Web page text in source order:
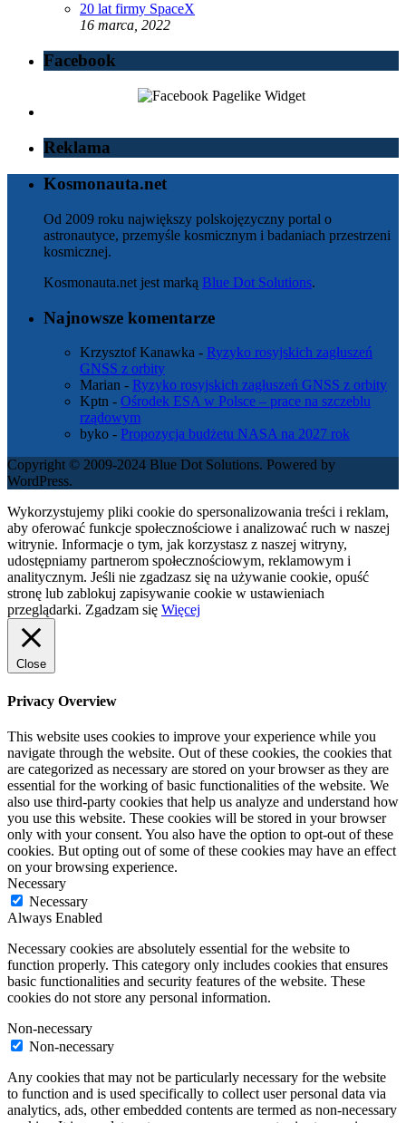
20 lat firmy SpaceX
16 marca, 2022
Facebook
Reklama
Kosmonauta.net
Od 2009 roku największy polskojęzyczny portal o
astronautyce, przemyśle kosmicznym i badaniach przestrzeni
kosmicznej.
Kosmonauta.net jest marką Blue Dot Solutions.
Najnowsze komentarze
Krzysztof Kanawka - Ryzyko rosyjskich zagłuszeń
GNSS z orbity
Marian - Ryzyko rosyjskich zagłuszeń GNSS z orbity
Kptn - Ośrodek ESA w Polsce – prace na szczeblu
rządowym
byko - Propozycja budżetu NASA na 2027 rok
Copyright © 2009-2024 Blue Dot Solutions. Powered by
WordPress.
Wykorzystujemy pliki cookie do spersonalizowania treści i reklam,
aby oferować funkcje społecznościowe i analizować ruch w naszej
witrynie. Informacje o tym, jak korzystasz z naszej witryny,
udostępniamy partnerom społecznościowym, reklamowym i
analitycznym. Jeśli nie zgadzasz się na używanie cookie, opuść
stronę lub zablokuj zapisywanie cookie w ustawieniach
przeglądarki. Zgadzam się Więcej
Close
Privacy Overview
This website uses cookies to improve your experience while you
navigate through the website. Out of these cookies, the cookies that
are categorized as necessary are stored on your browser as they are
essential for the working of basic functionalities of the website. We
also use third-party cookies that help us analyze and understand how
you use this website. These cookies will be stored in your browser
only with your consent. You also have the option to opt-out of these
cookies. But opting out of some of these cookies may have an effect
on your browsing experience.
Necessary
Necessary
Always Enabled
Necessary cookies are absolutely essential for the website to
function properly. This category only includes cookies that ensures
basic functionalities and security features of the website. These
cookies do not store any personal information.
Non-necessary
Non-necessary
Any cookies that may not be particularly necessary for the website
to function and is used specifically to collect user personal data via
analytics, ads, other embedded contents are termed as non-necessary